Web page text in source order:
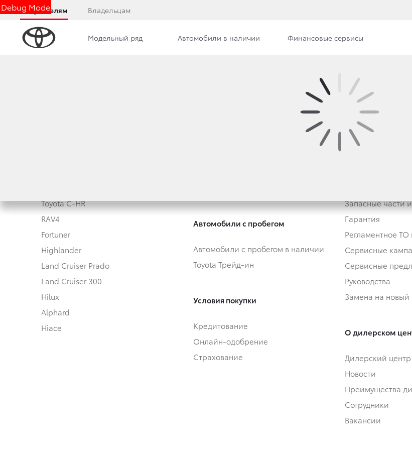
Debug Mode
Покупателям Владельцам
Модельный ряд Автомобили в наличии Финансовые сервисы
Toyota C-HR
RAV4
Fortuner
Highlander
Land Cruiser Prado
Land Cruiser 300
Hilux
Alphard
Hiace
Автомобили с пробегом
Автомобили с пробегом в наличии
Toyota Трейд-ин
Условия покупки
Кредитование
Онлайн-одобрение
Страхование
Владельцам
Запасные части
Гарантия
Регламентное ТО
Сервисные
Сервисные
Руководства
Замена на новый
О дилерском
Дилерский центр
Новости
Преимущества
Сотрудники
Вакансии